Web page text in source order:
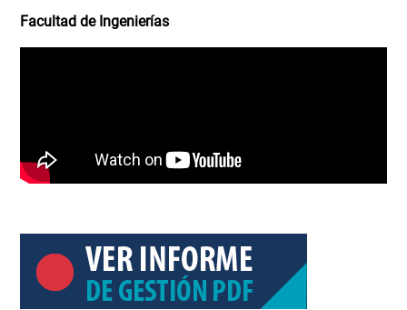
Facultad de Ingenierías